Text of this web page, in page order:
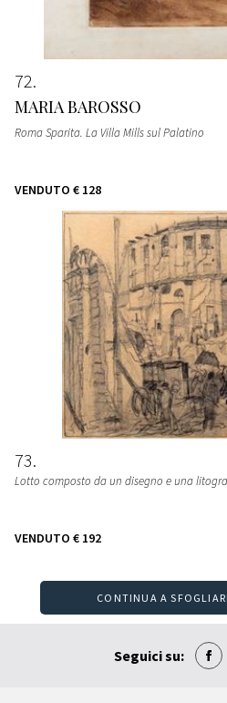
72
MARIA BAROSSO
Roma Sparita. La Villa Mills sul Palatino
VENDUTO € 128
73
Lotto composto da un disegno e una
VENDUTO € 192
CONTINUA A
Seguici su: